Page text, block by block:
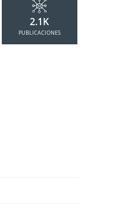
2.1K
PUBLICACIONES